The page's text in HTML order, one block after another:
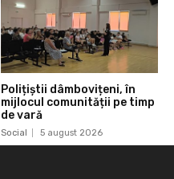
Polițiștii dâmbovițeni, în
mijlocul comunității pe timp
de vară
Social 5 august 2026